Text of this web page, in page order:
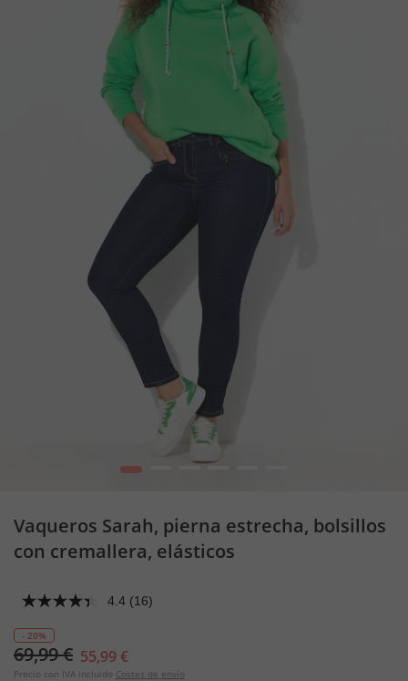
1
Vaqueros Sarah, pierna estrecha, bolsillos
con cremallera, elásticos
4.4 (16)
- 20%
69,99 € 55,99 €
Precio con IVA incluido Costes de envío